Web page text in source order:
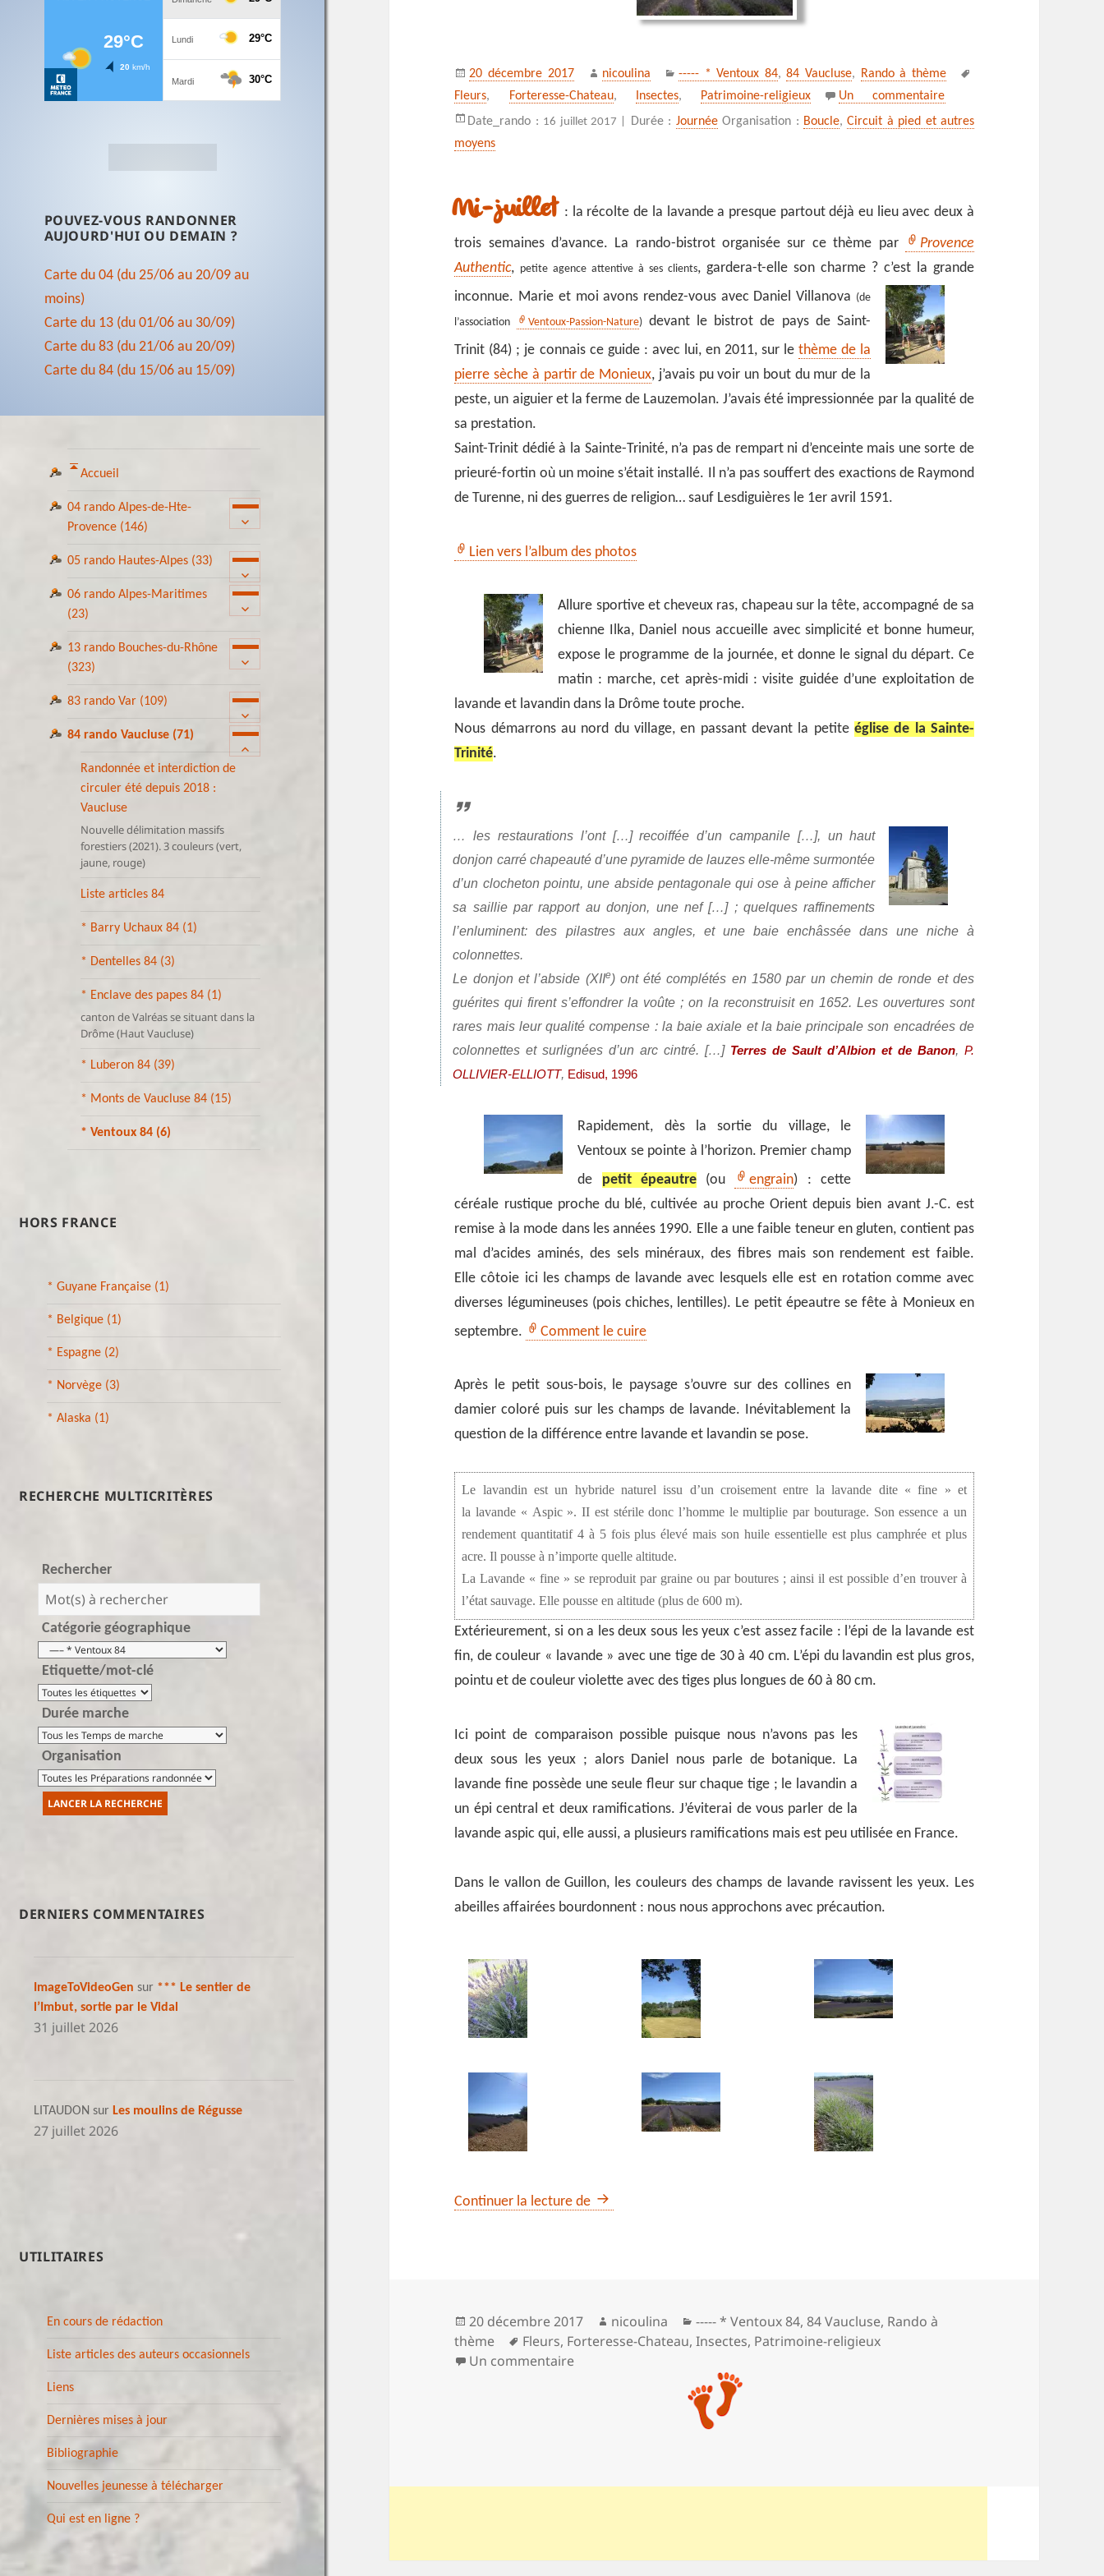
POUVEZ-VOUS RANDONNER
AUJOURD'HUI OU DEMAIN ?
Carte du 04 (du 25/06 au 20/09 au
moins)
Carte du 13 (du 01/06 au 30/09)
Carte du 83 (du 21/06 au 20/09)
Carte du 84 (du 15/06 au 15/09)
Accueil
04 rando Alpes-de-Hte-
Provence(146)
ouvrir
le
sous-
menu
05 rando Hautes-Alpes(33)
ouvrir
le
menu
06 rando Alpes-Maritimes
(23)
ouvrir
le
sous-
menu
13 rando Bouches-du-Rhône
(323)
ouvrir
le
sous-
menu
83 rando Var(109)
ouvrir
le
sous-
menu
84 rando Vaucluse(71)
ouvrir
le
sous-
Randonnée et interdiction de
circuler été depuis 2018 :
Vaucluse
Nouvelle délimitation massifs
forestiers (2021). 3 couleurs (vert,
jaune, rouge)
Liste articles 84
* Barry Uchaux 84(1)
* Dentelles 84(3)
* Enclave des papes 84(1)
canton de Valréas se situant dans la
Drôme (Haut Vaucluse)
* Luberon 84(39)
* Monts de Vaucluse 84(15)
* Ventoux 84(6)
HORS FRANCE
* Guyane Française(1)
* Belgique(1)
* Espagne(2)
* Norvège(3)
* Alaska (1)
RECHERCHE MULTICRITÈRES
Rechercher
Catégorie géographique
Etiquette/mot-clé
Durée marche
Organisation
DERNIERS COMMENTAIRES
ImageToVideoGen sur *** Le sentier de
l’Imbut, sortie par le Vidal
31 juillet 2026
LITAUDON sur Les moulins de Régusse
27 juillet 2026
UTILITAIRES
En cours de rédaction
Liste articles des auteurs occasionnels
Liens
Dernières mises à jour
Bibliographie
Nouvelles jeunesse à télécharger
Qui est en ligne ?
Publié
le
20 décembre 2017 Auteur
nicoulina Catégories
----- * Ventoux 84,84 Vaucluse, Rando à thème
Fleurs, Forteresse-Chateau, Insectes, Patrimoine-religieux Un commentaire
Date_rando : 16 juillet 2017 | Durée : JournéeOrganisation : Boucle,Circuit à pied et autres
moyens
Mi-juillet : la récolte de la lavande a presque partout déjà eu lieu avec deux à
trois semaines d’avance. La rando-bistrot organisée sur ce thème par
Provence
Authentic, petite agence attentive à ses clients, gardera-t-elle son charme ? c’est la grande
inconnue. Marie et moi avons rendez-vous avec Daniel Villanova (de
l’association
Ventoux-Passion-Nature)devant le bistrot de pays de Saint-
Trinit (84) ; je connais ce guide : avec lui, en 2011, sur le thème de la
pierre sèche à partir de Monieux, j’avais pu voir un bout du mur de la
peste, un aiguier et la ferme de Lauzemolan. J’avais été impressionnée par la qualité de
sa prestation.
Saint-Trinit dédié à la Sainte-Trinité, n’a pas de rempart ni d’enceinte mais une sorte de
prieuré-fortin où un moine s’était installé. Il n’a pas souffert des exactions de Raymond
de Turenne, ni des guerres de religion… sauf Lesdiguières le 1er avril 1591.
Lien vers l’album des photos
Allure sportive et cheveux ras, chapeau sur la tête, accompagné de sa
chienne Ilka, Daniel nous accueille avec simplicité et bonne humeur,
expose le programme de la journée, et donne le signal du départ. Ce
matin : marche, cet après-midi : visite guidée d’une exploitation de
lavande et lavandin dans la Drôme toute proche.
Nous démarrons au nord du village, en passant devant la petite église de la Sainte-
Trinité.
…les restaurations l’ont […] recoiffée d’un campanile […], un haut
donjon carré chapeauté d’une pyramide de lauzes elle-même surmontée
d’un clocheton pointu, une abside pentagonale qui ose à peine afficher
sa saillie par rapport au donjon, une nef […] ; quelques raffinements
l’enluminent: des pilastres aux angles, et une baie enchâssée dans une niche à
colonnettes.
Le donjon et l’abside (XIIe) ont été complétés en 1580 par un chemin de ronde et des
guérites qui firent s’effondrer la voûte ; on la reconstruisit en 1652. Les ouvertures sont
rares mais leur qualité compense : la baie axiale et la baie principale son encadrées de
colonnettes et surlignées d’un arc cintré. […] Terres de Sault d’Albion et de Banon, P.
OLLIVIER-ELLIOTT, Edisud, 1996
Rapidement, dès la sortie du village, le
Ventoux se pointe à l’horizon. Premier champ
de petit épeautre(ou engrain) : cette
céréale rustique proche du blé, cultivée au proche Orient depuis bien avant J.-C. est
remise à la mode dans les années 1990. Elle a une faible teneur en gluten, contient pas
mal d’acides aminés, des sels minéraux, des fibres mais son rendement est faible.
Elle côtoie ici les champs de lavande avec lesquels elle est en rotation comme avec
diverses légumineuses (pois chiches, lentilles). Le petit épeautre se fête à Monieux en
septembre.
Comment le cuire
Après le petit sous-bois, le paysage s’ouvre sur des collines en
damier coloré puis sur les champs de lavande. Inévitablement la
question de la différence entre lavande et lavandin se pose.
Le lavandin est un hybride naturel issu d’un croisement entre la lavande dite « fine » et
la lavande « Aspic ». II est stérile donc l’homme le multiplie par bouturage. Son essence a un
rendement quantitatif 4 à 5 fois plus élevé mais son huile essentielle est plus camphrée et plus
acre. Il pousse à n’importe quelle altitude.
La Lavande « fine » se reproduit par graine ou par boutures ; ainsi il est possible d’en trouver à
l’état sauvage. Elle pousse en altitude (plus de 600 m).
Extérieurement, si on a les deux sous les yeux c’est assez facile : l’épi de la lavande est
fin, de couleur « lavande » avec une tige de 30 à 40 cm. L’épi du lavandin est plus gros,
pointu et de couleur violette avec des tiges plus longues de 60 à 80 cm.
Ici point de comparaison possible puisque nous n’avons pas les
deux sous les yeux ; alors Daniel nous parle de botanique. La
lavande fine possède une seule fleur sur chaque tige ; le lavandin a
un épi central et deux ramifications. J’éviterai de vous parler de la
lavande aspic qui, elle aussi, a plusieurs ramifications mais est peu utilisée en France.
Dans le vallon de Guillon, les couleurs des champs de lavande ravissent les yeux. Les
abeilles affairées bourdonnent : nous nous approchons avec précaution.
Continuer la lecture de Echappée belle au pays de la lavande
Publié
le
20 décembre 2017 Auteur
nicoulina Catégories
----- * Ventoux 84, 84 Vaucluse, Rando à
thème
Mots-
clés
Fleurs, Forteresse-Chateau,Insectes, Patrimoine-religieux
Un commentaire